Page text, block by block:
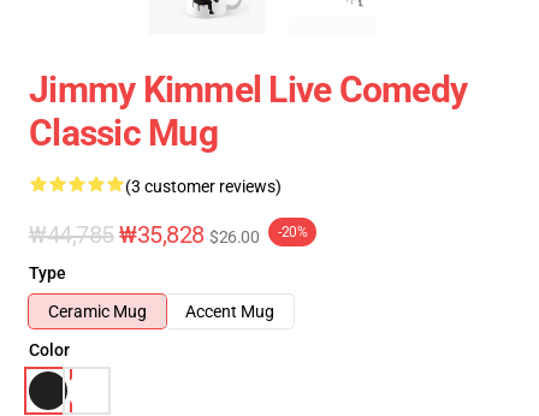
Jimmy Kimmel Live Comedy
Classic Mug
(3 customer reviews)
₩44,785₩35,828 $26.00 -20%
Type
Ceramic Mug
Accent Mug
Color